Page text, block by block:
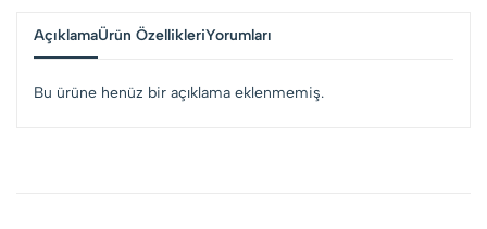
AçıklamaÜrün ÖzellikleriYorumları
Bu ürüne henüz bir açıklama eklenmemiş.